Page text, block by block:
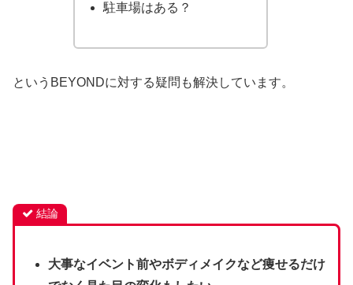
駐車場はある？
というBEYONDに対する疑問も解決しています。
結論
大事なイベント前やボディメイクなど痩せるだけ